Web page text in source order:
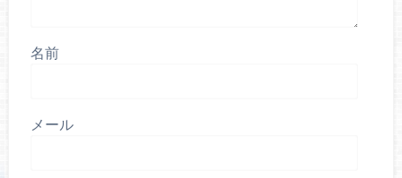
名前
メール